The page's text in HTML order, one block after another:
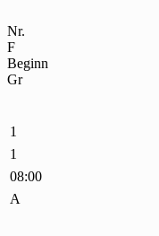
Nr.
F
Beginn
Gr
1
1
08:00
A